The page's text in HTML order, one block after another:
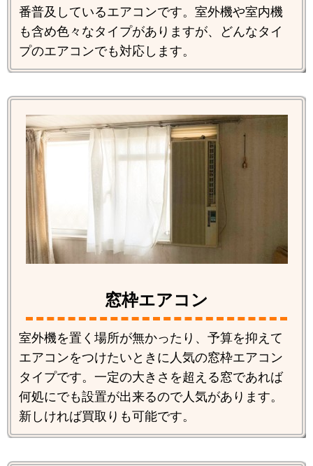
番普及しているエアコンです。室外機や室内機
も含め色々なタイプがありますが、どんなタイ
プのエアコンでも対応します。
窓枠エアコン
室外機を置く場所が無かったり、予算を抑えて
エアコンをつけたいときに人気の窓枠エアコン
タイプです。一定の大きさを超える窓であれば
何処にでも設置が出来るので人気があります。
新しければ買取りも可能です。